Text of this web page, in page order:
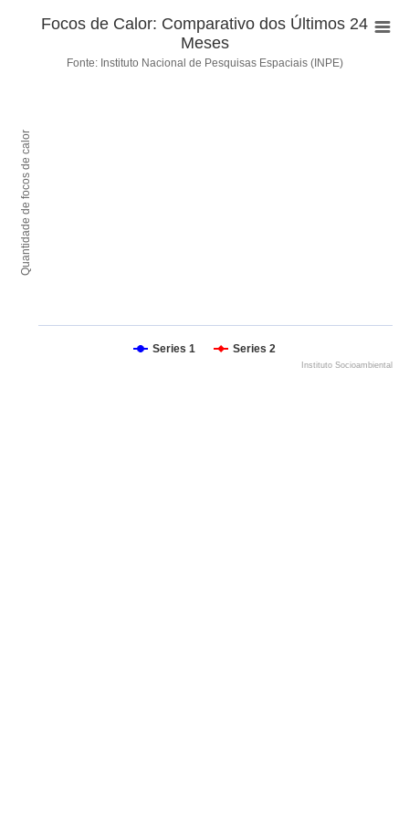
Quantidade de focos de calor
Focos de Calor: Comparativo dos Últimos 24
Meses
Fonte: Instituto Nacional de Pesquisas Espaciais (INPE)
Series 1 Series 2
Instituto Socioambiental